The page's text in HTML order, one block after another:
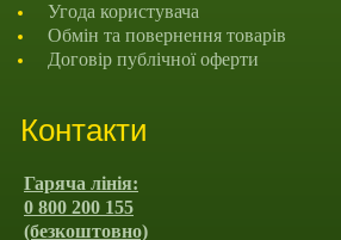
Угода користувача
Обмін та повернення товарів
Договір публічної оферти
Контакти
Гаряча лінія:
0 800 200 155
(безкоштовно)